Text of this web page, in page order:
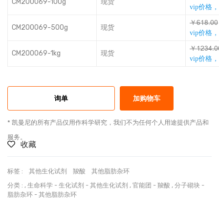
CM200069-100g 现货
vip价格
CM200069-500g 现货
￥ǺƻşǕșș
vip价格
CM200069-1kg 现货
￥
vip价格
询单 加购物车
* 凯曼尼的所有产品仅用作科学研究，我们不为任何个人用途提供产品和
服务。
收藏
标签 : 其他生化试剂 羧酸
其他脂肪杂环
分类 : , 生命科学 - 生化试剂 - 其他生化试剂 , 官能团 - 羧酸 , 分子砌块 -
脂肪杂环 - 其他脂肪杂环